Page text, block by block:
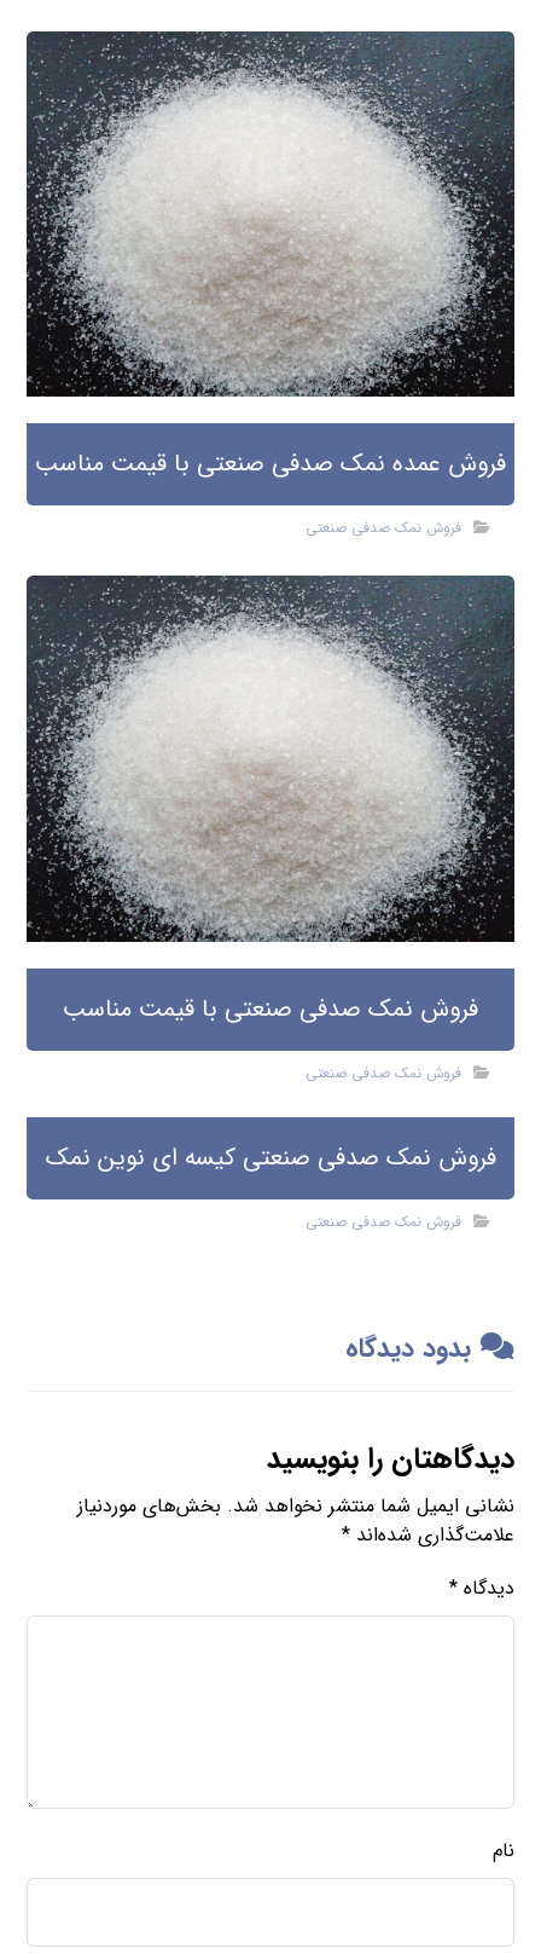
فروش عمده نمک صدفی صنعتی با قیمت مناسب
فروش نمک صدفی صنعتی
فروش نمک صدفی صنعتی با قیمت مناسب
فروش نمک صدفی صنعتی
فروش نمک صدفی صنعتی کیسه ای نوین نمک
فروش نمک صدفی صنعتی
بدود دیدگاه
دیدگاهتان را بنویسید
نشانی ایمیل شما منتشر نخواهد شد. بخش‌های موردنیاز
علامت‌گذاری شده‌اند*
دیدگاه*
نام